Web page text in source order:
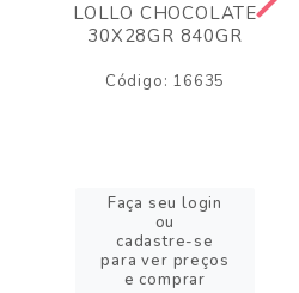
LOLLO CHOCOLATE
30X28GR 840GR
Código: 16635
Faça seu login
ou
cadastre-se
para ver preços
e comprar